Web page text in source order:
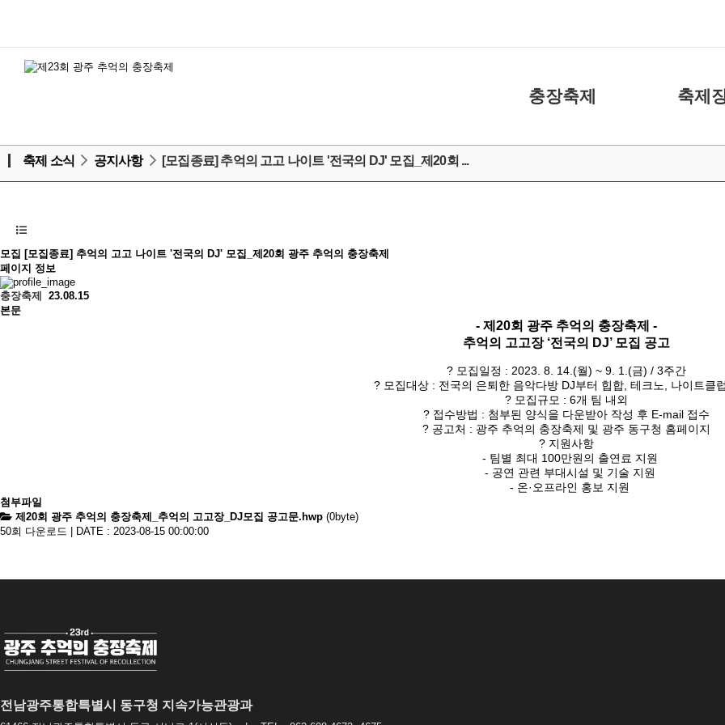
충장축제
축제소개
아카이브
축제
화장
주차
축제 소식 공지사항 [모집종료] 추억의 고고 나이트 '전국의 DJ' 모집_제20회 ...
모집 [모집종료] 추억의 고고 나이트 '전국의 DJ' 모집_제20회 광주 추억의 충장축제
페이지 정보
충장축제
23.08.15
본문
- 제20회 광주 추억의 충장축제 -
추억의 고고장 ‘전국의 DJ’ 모집 공고
? 모집일정 : 2023. 8. 14.(월) ~ 9. 1.(금) / 3주간
? 모집대상 : 전국의 은퇴한 음악다방 DJ부터 힙합, 테크노, 나이트클
? 모집규모 : 6개 팀 내외
? 접수방법 : 첨부된 양식을 다운받아 작성 후 E-mail 접수
? 공고처 : 광주 추억의 충장축제 및 광주 동구청 홈페이지
? 지원사항
- 팀별 최대 100만원의 출연료 지원
- 공연 관련 부대시설 및 기술 지원
- 온·오프라인 홍보 지원
첨부파일
제20회 광주 추억의 충장축제_추억의 고고장_DJ모집 공고문.hwp (0byte)
50회 다운로드 | DATE : 2023-08-15 00:00:00
전남광주통합특별시 동구청 지속가능관광과